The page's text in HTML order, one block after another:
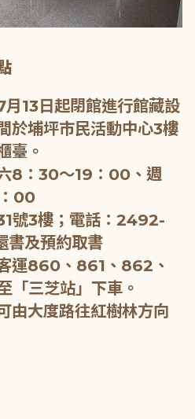
13日起閉館進行館藏設
於埔坪市民活動中心3樓
臺。
8：30～19：00、週
00
號3樓；電話：2492-
及預約取書
運860、861、862、
三芝站」下車。
由大度路往紅樹林方向